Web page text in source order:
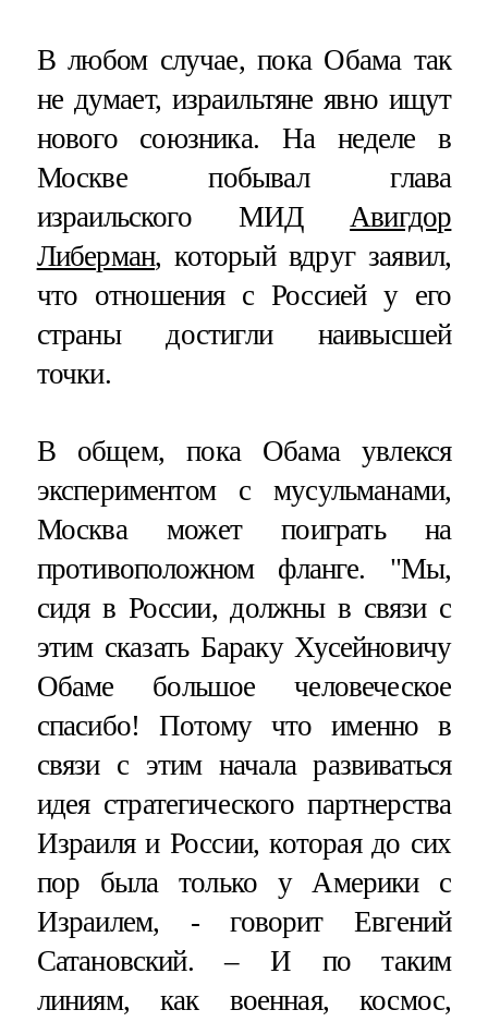
В любом случае, пока Обама так
не думает, израильтяне явно ищут
нового союзника. На неделе в
Москве побывал глава
израильского МИД Авигдор
Либерман, который вдруг заявил,
что отношения с Россией у его
страны достигли наивысшей
точки.
В общем, пока Обама увлекся
экспериментом с мусульманами,
Москва может поиграть на
противоположном фланге. "Мы,
сидя в России, должны в связи с
этим сказать Бараку Хусейновичу
Обаме большое человеческое
спасибо! Потому что именно в
связи с этим начала развиваться
идея стратегического партнерства
Израиля и России, которая до сих
пор была только у Америки с
Израилем, - говорит Евгений
Сатановский. – И по таким
линиям, как военная, космос,